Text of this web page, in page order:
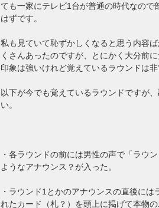
ても一家にテレビ1台が普通の時代なので
はずです。
私も見ていて恥ずかしくなると思う内容
くさんあったのですが、とにかく大分前
印象は強いけれど覚えているラウンドは非
以下が今でも覚えているラウンドですが
い。
・各ラウンドの前には男性の声で「ラウ
ようなアナウンス？が入った。
・ラウンド1とかのアナウンスの直後に
れたカード（札？）を頭上に掲げて本物